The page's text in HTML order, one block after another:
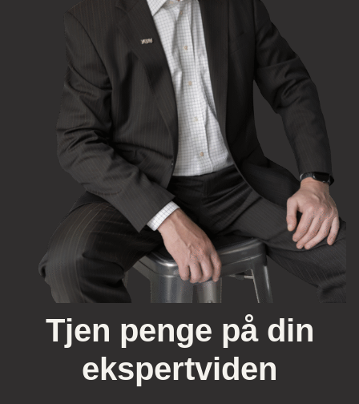
Tjen penge på din
ekspertviden